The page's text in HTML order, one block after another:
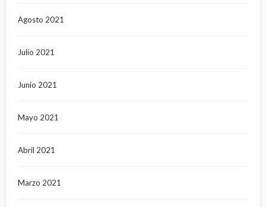
Agosto 2021
Julio 2021
Junio 2021
Mayo 2021
Abril 2021
Marzo 2021